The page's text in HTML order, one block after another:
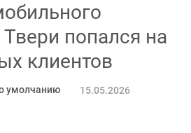
попался на
клиентов
умолчанию 15.05.2026